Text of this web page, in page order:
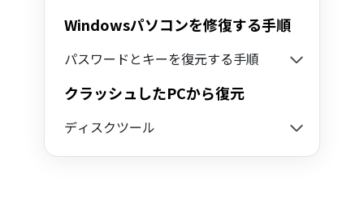
Windowsパソコンを修復する手順
パスワードとキーを復元する手順
クラッシュしたPCから復元
ディスクツール